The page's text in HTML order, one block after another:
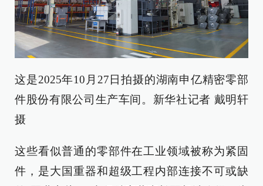
这是2025年10月27日拍摄的湖南申亿精密零部
件股份有限公司生产车间。新华社记者 戴明轩
摄
这些看似普通的零部件在工业领域被称为紧固
件，是大国重器和超级工程内部连接不可或缺